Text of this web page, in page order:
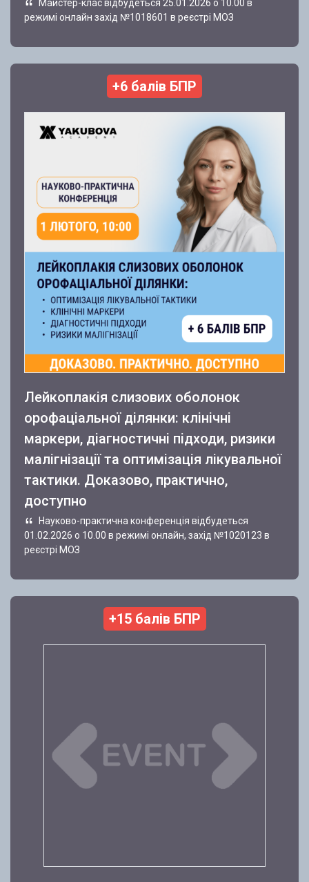
Майстер-клас відбудеться 25.01.2026 о 10.00 в
режимі онлайн захід №1018601 в реєстрі МОЗ
+6 балів БПР
Лейкоплакія слизових оболонок
орофаціальної ділянки: клінічні
маркери, діагностичні підходи, ризики
малігнізації та оптимізація лікувальної
тактики. Доказово, практично,
доступно
Науково-практична конференція відбудеться
01.02.2026 о 10.00 в режимі онлайн, захід №1020123 в
реєстрі МОЗ
+15 балів БПР